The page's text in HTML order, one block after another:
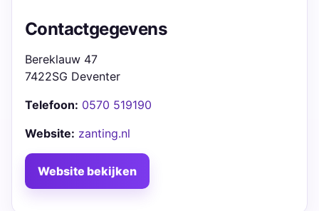
Contactgegevens
Bereklauw 47
7422SG Deventer
Telefoon: 0570 519190
Website: zanting.nl
Website bekijken